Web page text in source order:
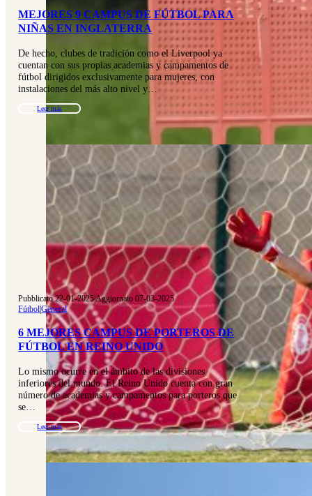
MEJORES 9 CAMPUS DE FÚTBOL PARA
NIÑAS EN INGLATERRA
De hecho, clubes de tradición como el Liverpool ya
cuentan con sus propias academias y campamentos de
fútbol dirigidos exclusivamente para mujeres, con
instalaciones del más alto nivel y…
Leer más
Pubblicato 22-01-2025|Aggiornato 07-03-2025
Fútbol|General
6 MEJORES CAMPUS DE PORTEROS DE
FÚTBOL EN REINO UNIDO
Lo mismo ocurre en el ámbito de las divisiones
inferiores del mundo. El Reino Unido cuenta con gran
número de academias y campamentos para porteros que
se…
Leer más